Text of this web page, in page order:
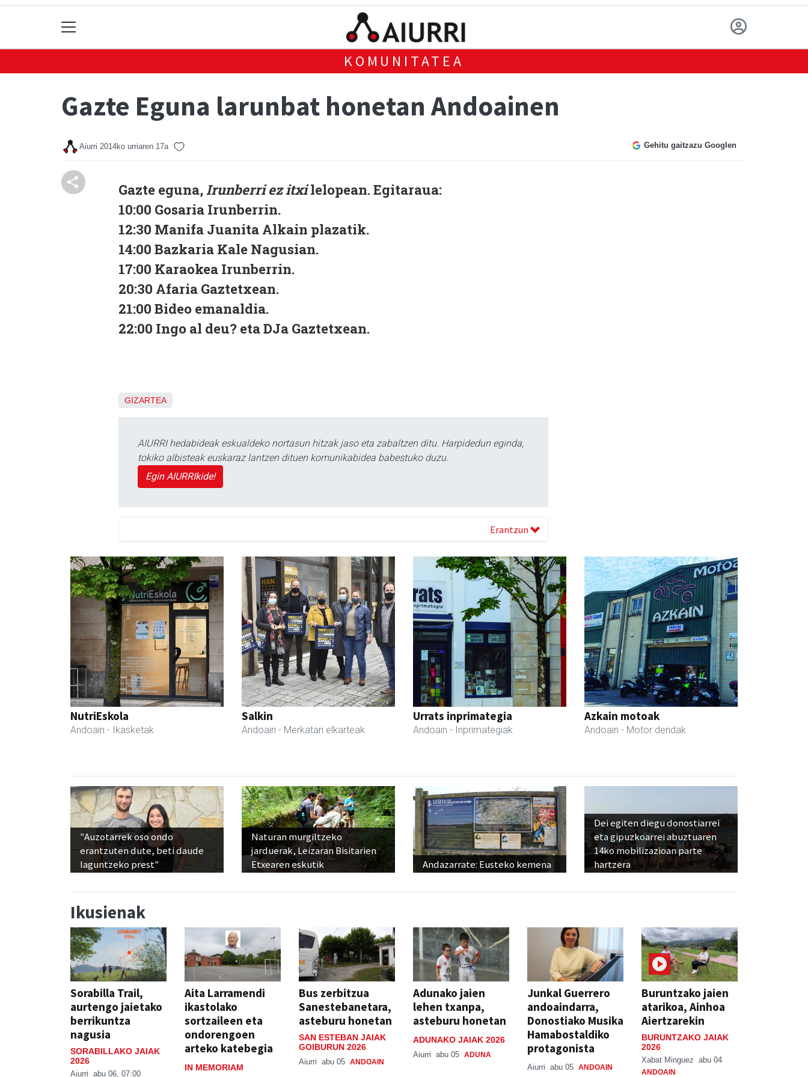
KOMUNITATEA
Gazte Eguna larunbat honetan Andoainen
Aiurri 2014ko urriaren 17a Gehitu gaitzazu Googlen
Gazte eguna, Irunberri ez itxilelopean. Egitaraua:
10:00 Gosaria Irunberrin.
12:30 Manifa Juanita Alkain plazatik.
14:00 Bazkaria Kale Nagusian.
17:00 Karaokea Irunberrin.
20:30 Afaria Gaztetxean.
21:00 Bideo emanaldia.
22:00 Ingo al deu? eta DJa Gaztetxean.
GIZARTEA
AIURRI hedabideak eskualdeko nortasun hitzak jaso eta zabaltzen ditu. Harpidedun eginda,
tokiko albisteak euskaraz lantzen dituen komunikabidea babestuko duzu.
Egin AIURRIkide!
Erantzun
NutriEskola
Andoain - Ikasketak
Salkin
Andoain - Merkatari elkarteak
Urrats inprimategia
Andoain - Inprimategiak
Azkain motoak
Andoain - Motor dendak
"Auzotarrek oso ondo
erantzuten dute, beti daude
laguntzeko prest"
Naturan murgiltzeko
jarduerak, Leizaran Bisitarien
Etxearen eskutik
Andazarrate: Eusteko kemena
Dei egiten diegu donostiarrei
eta gipuzkoarrei abuztuaren
14ko mobilizazioan parte
hartzera
Ikusienak
Sorabilla Trail,
aurtengo jaietako
berrikuntza
nagusia
SORABILLAKO JAIAK
2026
Aiurri abu 06, 07:00
Aita Larramendi
ikastolako
sortzaileen eta
ondorengoen
arteko katebegia
IN MEMORIAM
Bus zerbitzua
Sanestebanetara,
asteburu honetan
SAN ESTEBAN JAIAK
GOIBURUN 2026
Aiurri abu 05 ANDOAIN
Adunako jaien
lehen txanpa,
asteburu honetan
ADUNAKO JAIAK 2026
Aiurri abu 05 ADUNA
Junkal Guerrero
andoaindarra,
Donostiako Musika
Hamabostaldiko
protagonista
Aiurri abu 05 ANDOAIN
Buruntzako jaien
atarikoa, Ainhoa
Aiertzarekin
BURUNTZAKO JAIAK
2026
Xabat Minguez abu 04
ANDOAIN